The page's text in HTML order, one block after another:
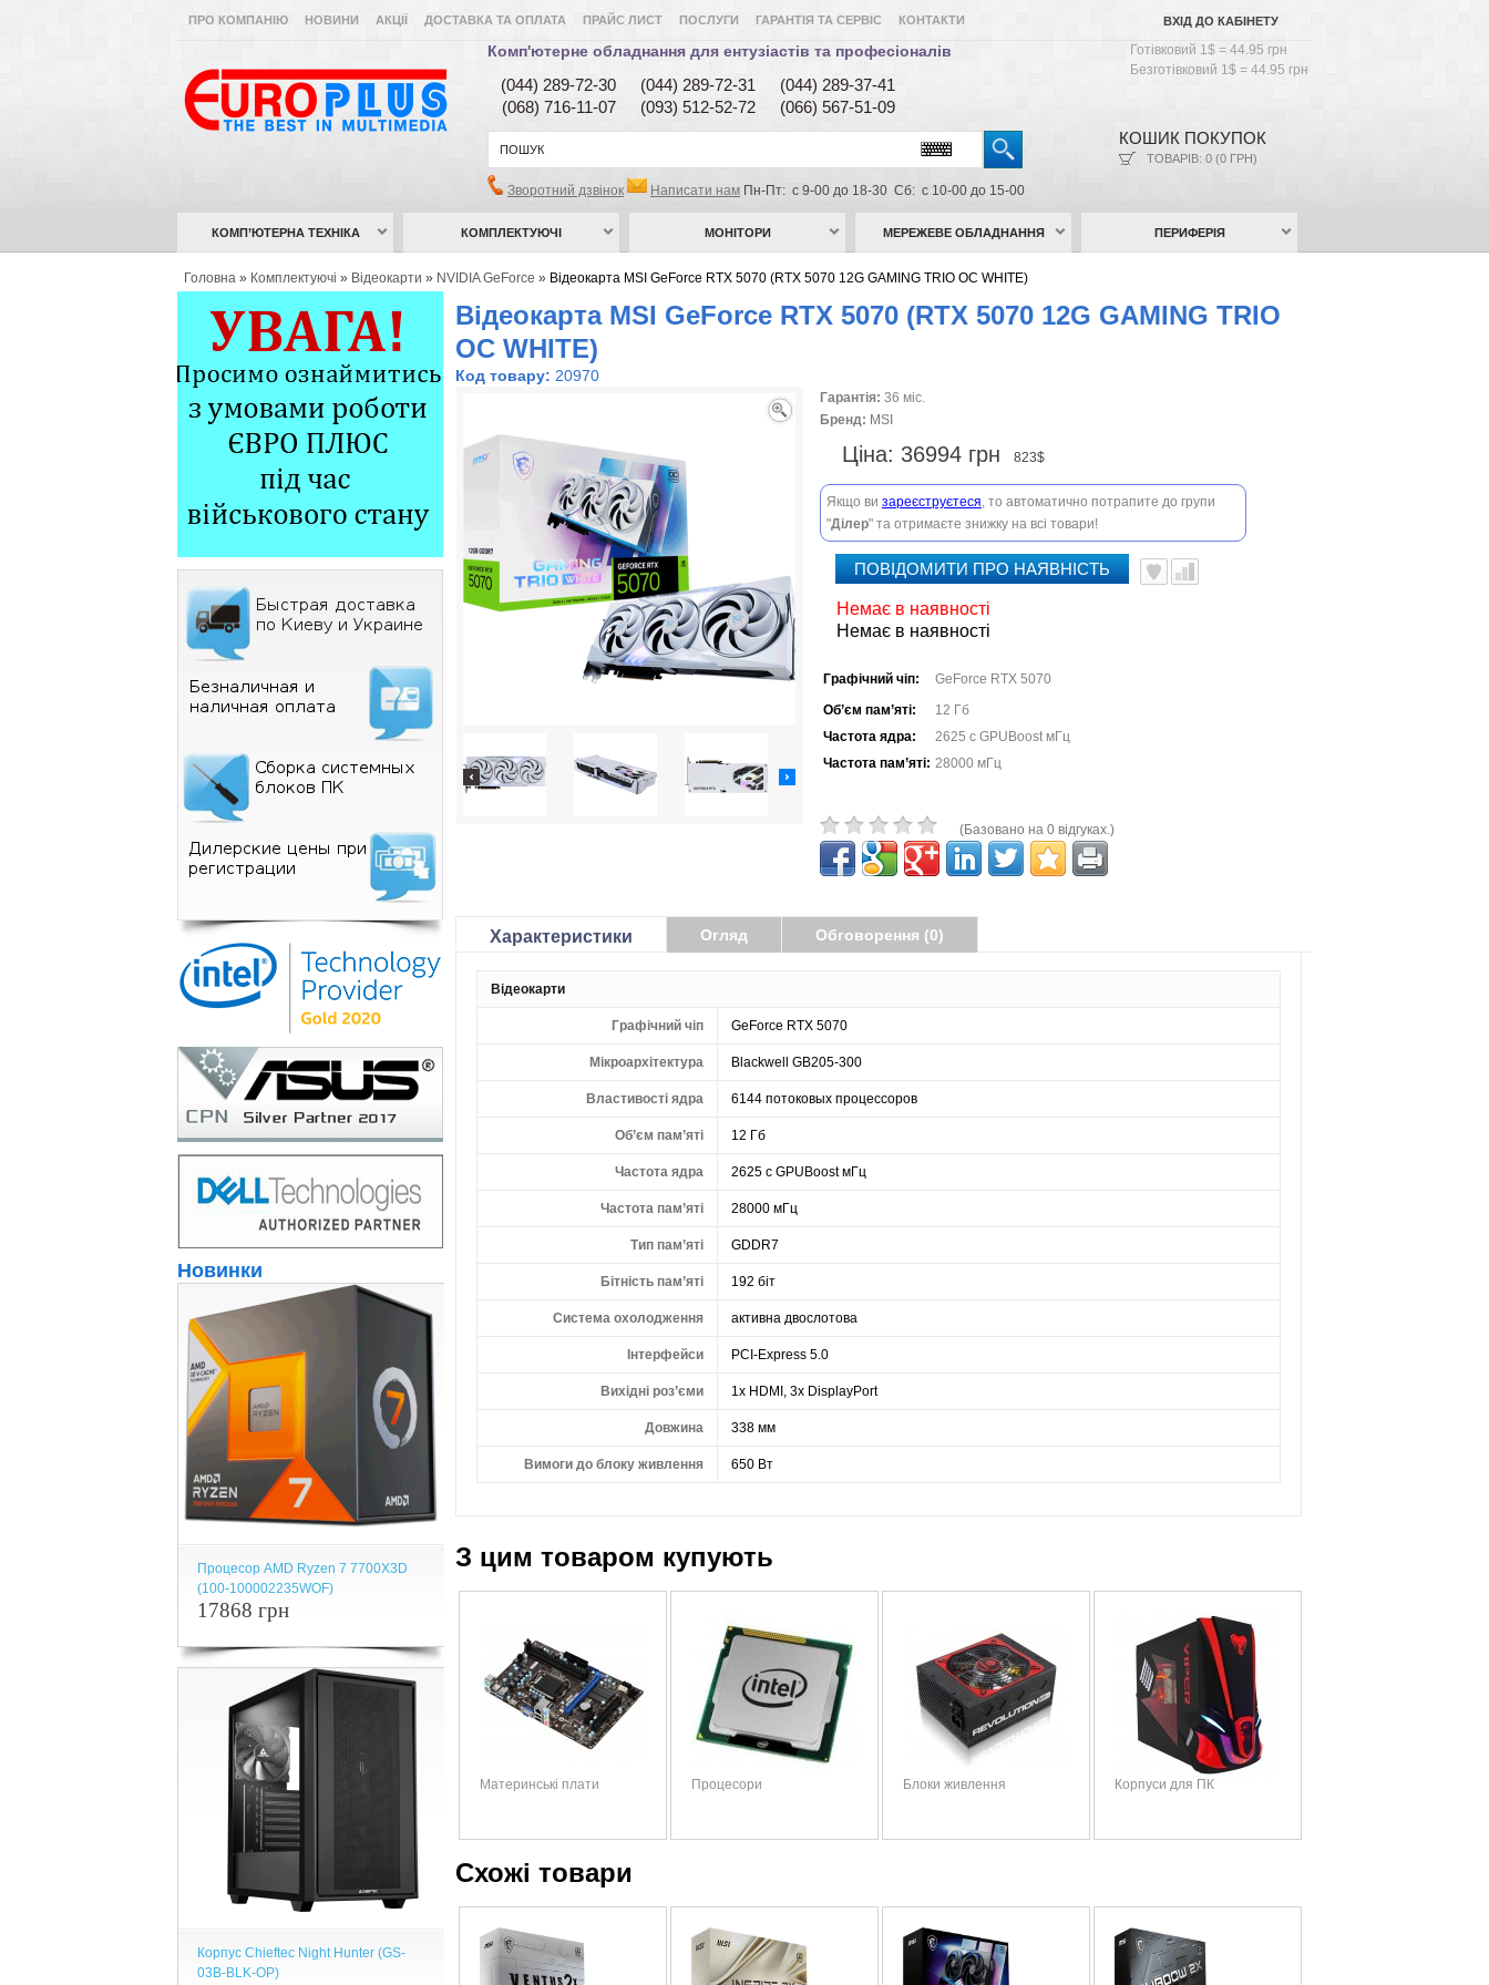
ВХІД ДО КАБІНЕТУ
ПРО КОМПАНІЮ НОВИНИ АКЦІЇ ДОСТАВКА ТА ОПЛАТА ПРАЙС ЛИСТ ПОСЛУГИ ГАРАНТІЯ ТА СЕРВІС КОНТАКТИ
Комп'ютерне обладнання для ентузіастів та професіоналів
Готівковий 1$ = 44.95 грн
Безготівковий 1$ = 44.95 грн
(044) 289-72-30 (044) 289-72-31
(044) 289-37-41
(068) 716-11-07
(093) 512-52-72
(066) 567-51-09
КОШИК ПОКУПОК
ТОВАРІВ: 0 (0 ГРН)
Зворотний дзвінок Написати нам Пн-Пт: с 9-00 до 18-30 Сб: с 10-00 до 15-00
КОМП’ЮТЕРНА ТЕХНІКА КОМПЛЕКТУЮЧІ МОНІТОРИ МЕРЕЖЕВЕ ОБЛАДНАННЯ ПЕРИФЕРІЯ
Новинки
Процесор AMD Ryzen 7 7700X3D
(100-100002235WOF)
17868 грн
Корпус Chieftec Night Hunter (GS-
03B-BLK-OP)
Головна » Комплектуючі » Відеокарти » NVIDIA GeForce » Відеокарта MSI GeForce RTX 5070 (RTX 5070 12G GAMING TRIO OC WHITE)
Відеокарта MSI GeForce RTX 5070 (RTX 5070 12G GAMING TRIO
OC WHITE)
Код товару: 20970
Гарантія: 36 міс.
Бренд: MSI
Ціна: 36994 грн 823$
Якщо ви зареєструєтеся, то автоматично потрапите до групи
"Ділер" та отримаєте знижку на всі товари!
ПОВІДОМИТИ ПРО НАЯВНІСТЬ
Немає в наявності
Немає в наявності
Графічний чіп:
GeForce RTX 5070
Об’єм пам’яті:
12 Гб
Частота ядра:
2625 с GPUBoost мГц
Частота пам’яті: 28000 мГц
(Базовано на 0 відгуках.)
Характеристики Огляд Обговорення (0)
Відеокарти
Графічний чіп GeForce RTX 5070
Мікроархітектура Blackwell GB205-300
Властивості ядра 6144 потоковых процессоров
Об’єм пам’яті 12 Гб
Частота ядра 2625 с GPUBoost мГц
Частота пам’яті 28000 мГц
Тип пам’яті GDDR7
Бітність пам’яті 192 біт
Система охолодження активна двослотова
Інтерфейси PCI-Express 5.0
Вихідні роз’єми 1x HDMI, 3x DisplayPort
Довжина 338 мм
Вимоги до блоку живлення 650 Вт
З цим товаром купують
Материнські плати Процесори Блоки живлення Корпуси для ПК
Схожі товари